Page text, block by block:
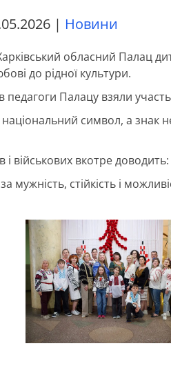
| Новини
обласний Палац
до рідної культури.
педагоги Палацу взяли
символ, а знак
і військових вкотре
стійкість і